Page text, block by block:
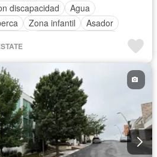
discapacidad
Agua
Zona infantil
Asador
de servicio
Electricidad
Jacuzzi
Jardín
Terraza
Vista panorámica